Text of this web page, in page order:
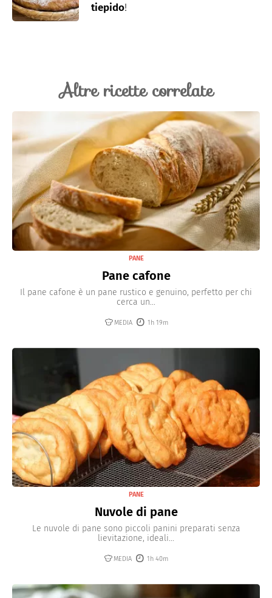
tiepido!
Altre ricette correlate
PANE
Pane cafone
Il pane cafone è un pane rustico e genuino, perfetto per chi
cerca un...
MEDIA 1h 19m
PANE
Nuvole di pane
Le nuvole di pane sono piccoli panini preparati senza
lievitazione, ideali...
MEDIA 1h 40m